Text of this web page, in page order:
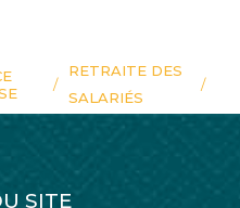
RETRAITE DES
SALARIÉS
SITE